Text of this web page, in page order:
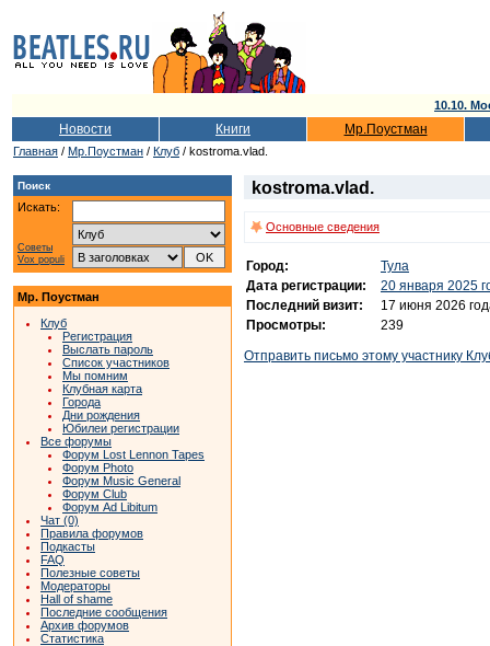
10.10.
Новости Книги Мр.Поустман
Главная / Мр.Поустман / Клуб / kostroma.vlad.
Поиск
Искать:
Советы
Vox populi
Мр. Поустман
Клуб
Регистрация
Выслать пароль
Список участников
Мы помним
Клубная карта
Города
Дни рождения
Юбилеи регистрации
Все форумы
Форум Lost Lennon Tapes
Форум Photo
Форум Music General
Форум Club
Форум Ad Libitum
Чат (0)
Правила форумов
Подкасты
FAQ
Полезные советы
Модераторы
Hall of shame
Последние сообщения
Архив форумов
Статистика
kostroma.vlad.
Основные сведения
Город:
Тула
Дата регистрации:
20 января 2025
Последний визит:
17 июня 2026
Просмотры:
239
Отправить письмо этому участнику